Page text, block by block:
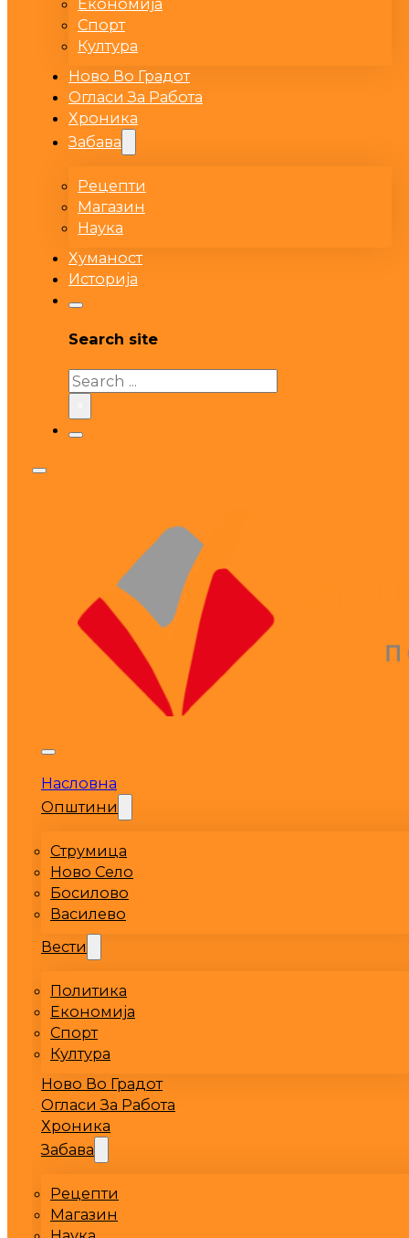
Спорт
Култура
Ново Во Градот
Огласи За Работа
Хроника
Забава
Рецепти
Магазин
Наука
Хуманост
Историја
Search site
Search
Насловна
Општини
Струмица
Ново Село
Босилово
Василево
Вести
Политика
Економија
Спорт
Култура
Ново Во Градот
Огласи За Работа
Хроника
Забава
Рецепти
Магазин